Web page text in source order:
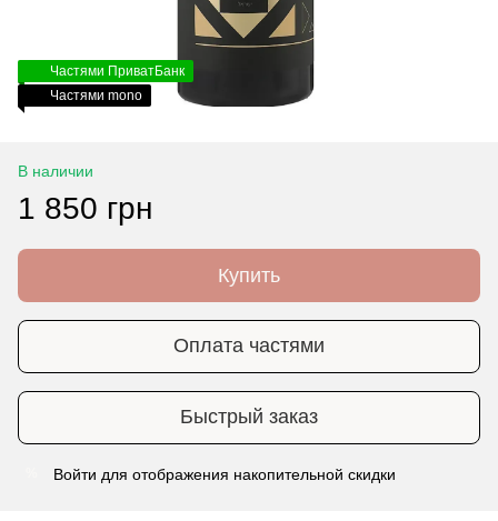
Частями ПриватБанк
Частями mono
В наличии
1 850 грн
Купить
Оплата частями
Быстрый заказ
Войти для отображения накопительной скидки